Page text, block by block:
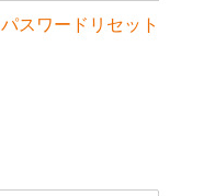
パスワードリセット